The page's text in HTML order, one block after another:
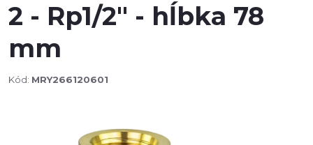
2 - Rp1/2" - hĺbka 78
mm
Kód: MRY266120601